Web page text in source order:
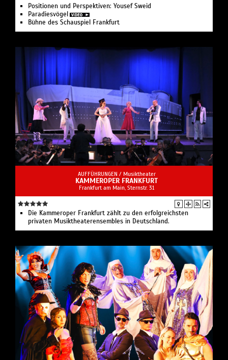
Positionen und Perspektiven: Yousef Sweid
Paradies­vögel
Bühne des Schauspiel Frankfurt
AUFFÜHRUNGEN / Musiktheater
KAMMEROPER FRANKFURT
Frankfurt am Main, Sternstr. 31
Die Kammeroper Frankfurt zählt zu den erfolgreichsten
privaten Musiktheaterensembles in Deutschland.